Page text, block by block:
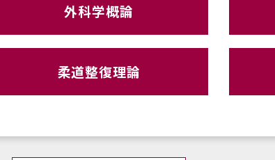
外科学概論
柔道整復理論